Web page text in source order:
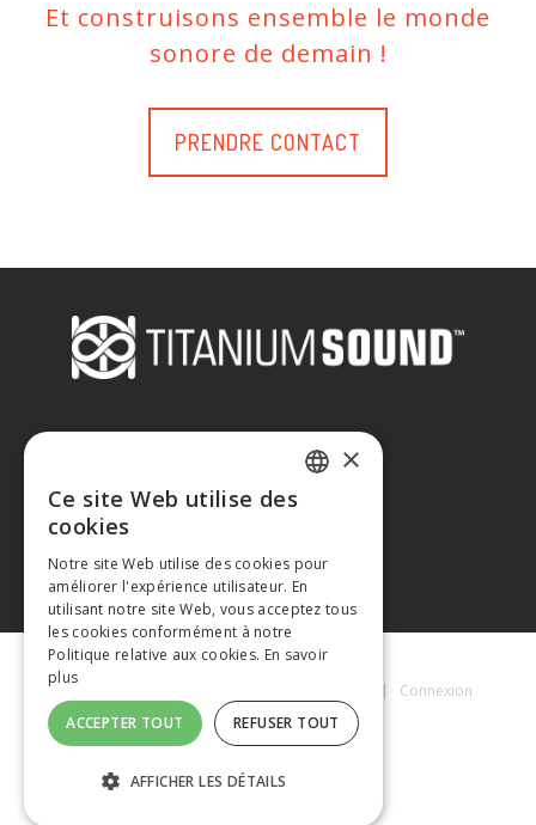
Et construisons ensemble le monde
sonore de demain !
PRENDRE CONTACT
CONTACTEZ-NOUS
Titanium Sound
Tél. : +33 (0)6 32 67 07 96
E-mail :contact@titaniumsound.fr
| Connexion
ENGLISH
×
Ce site Web utilise des
cookies
Notre site Web utilise des cookies pour
améliorer l'expérience utilisateur. En
utilisant notre site Web, vous acceptez tous
les cookies conformément à notre
Politique relative aux cookies. En savoir
plus
ACCEPTER TOUT REFUSER TOUT
AFFICHER LES DÉTAILS